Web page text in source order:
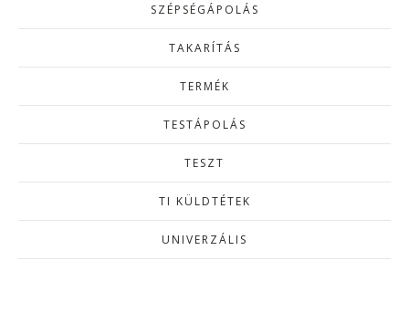
SZÉPSÉGÁPOLÁS
TAKARÍTÁS
TERMÉK
TESTÁPOLÁS
TESZT
TI KÜLDTÉTEK
UNIVERZÁLIS